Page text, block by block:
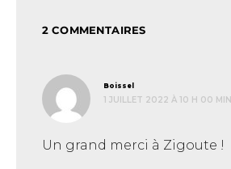
2 COMMENTAIRES
Boissel
1 JUILLET 2022 À 10 H 00 MIN
Un grand merci à Zigoute !